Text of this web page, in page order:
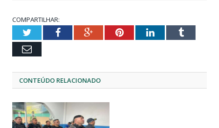
COMPARTILHAR:
TwitterFacebookGoogle+PinterestLinkedInTumblr
Email
CONTEÚDO RELACIONADO